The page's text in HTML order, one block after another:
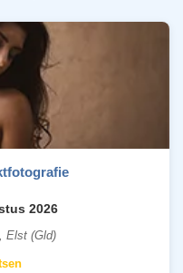
2026
Elst (Gld)